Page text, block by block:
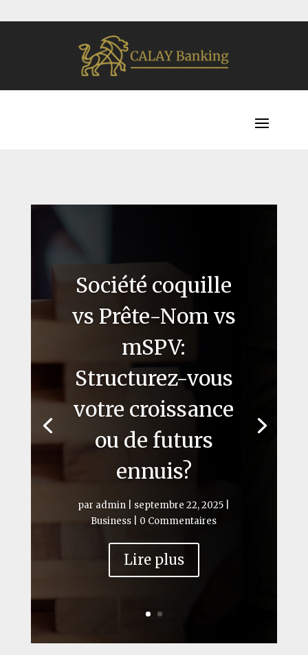
Société coquille
vs Prête-Nom vs
mSPV:
Structurez-vous
votre croissance
ou de futurs
ennuis?
par admin septembre 22, 2025
Business | 0 Commentaires
Lire plus